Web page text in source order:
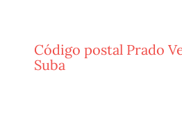
Código postal Prado
Suba